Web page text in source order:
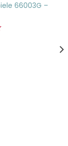
66003G –